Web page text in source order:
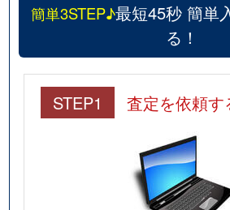
簡単3STEP♪最短45秒 簡単
る！
STEP1 査定を依頼す